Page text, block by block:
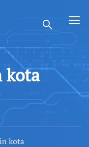
kota
kota